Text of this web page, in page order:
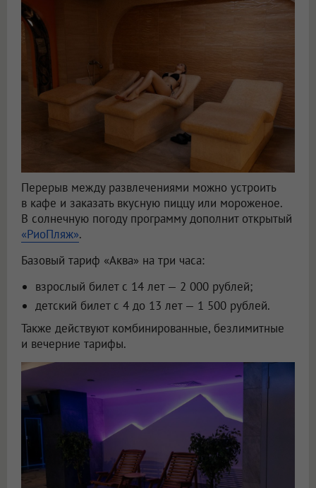
Перерыв между развлечениями можно устроить
в кафе и заказать вкусную пиццу или мороженое.
В солнечную погоду программу дополнит открытый
«РиоПляж».
Базовый тариф «Аква» на три часа:
взрослый билет с 14 лет — 2 000 рублей;
детский билет с 4 до 13 лет — 1 500 рублей.
Также действуют комбинированные, безлимитные
и вечерние тарифы.